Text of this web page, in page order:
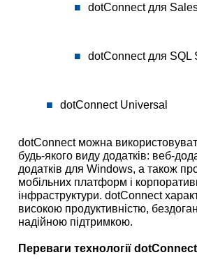
dotConnect для
dotConnect для SQL
dotConnect Universal
dotConnect можна
будь-якого виду додатків: веб-
додатків для Windows, а також
мобільних платформ і
інфраструктури. dotConnect
високою продуктивністю,
надійною підтримкою.
Переваги технології dotConnect